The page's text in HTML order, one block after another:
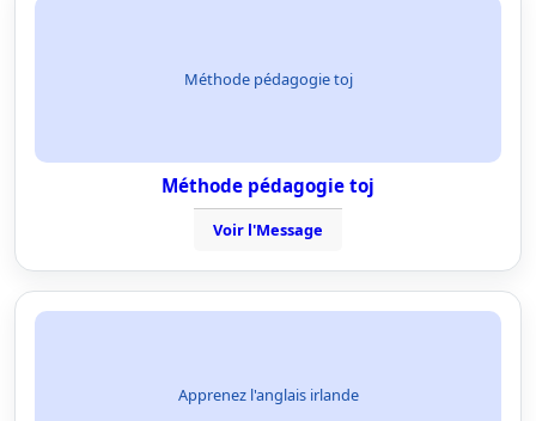
Méthode pédagogie toj
Méthode pédagogie toj
Voir l'Message
Apprenez l'anglais irlande